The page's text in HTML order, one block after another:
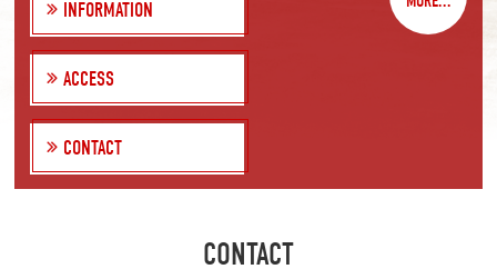
INFORMATION
ACCESS
CONTACT
CONTACT